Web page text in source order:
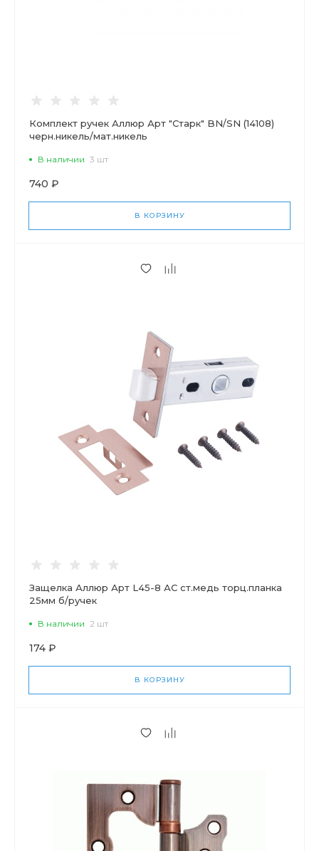
Комплект ручек Аллюр Арт "Старк" BN/SN (14108)
черн.никель/мат.никель
В наличии 3 шт
740 ₽
В КОРЗИНУ
Защелка Аллюр Арт L45-8 АС ст.медь торц.планка
25мм б/ручек
В наличии 2 шт
174 ₽
В КОРЗИНУ